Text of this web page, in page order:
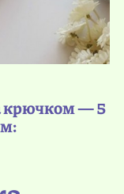
крючком — 5